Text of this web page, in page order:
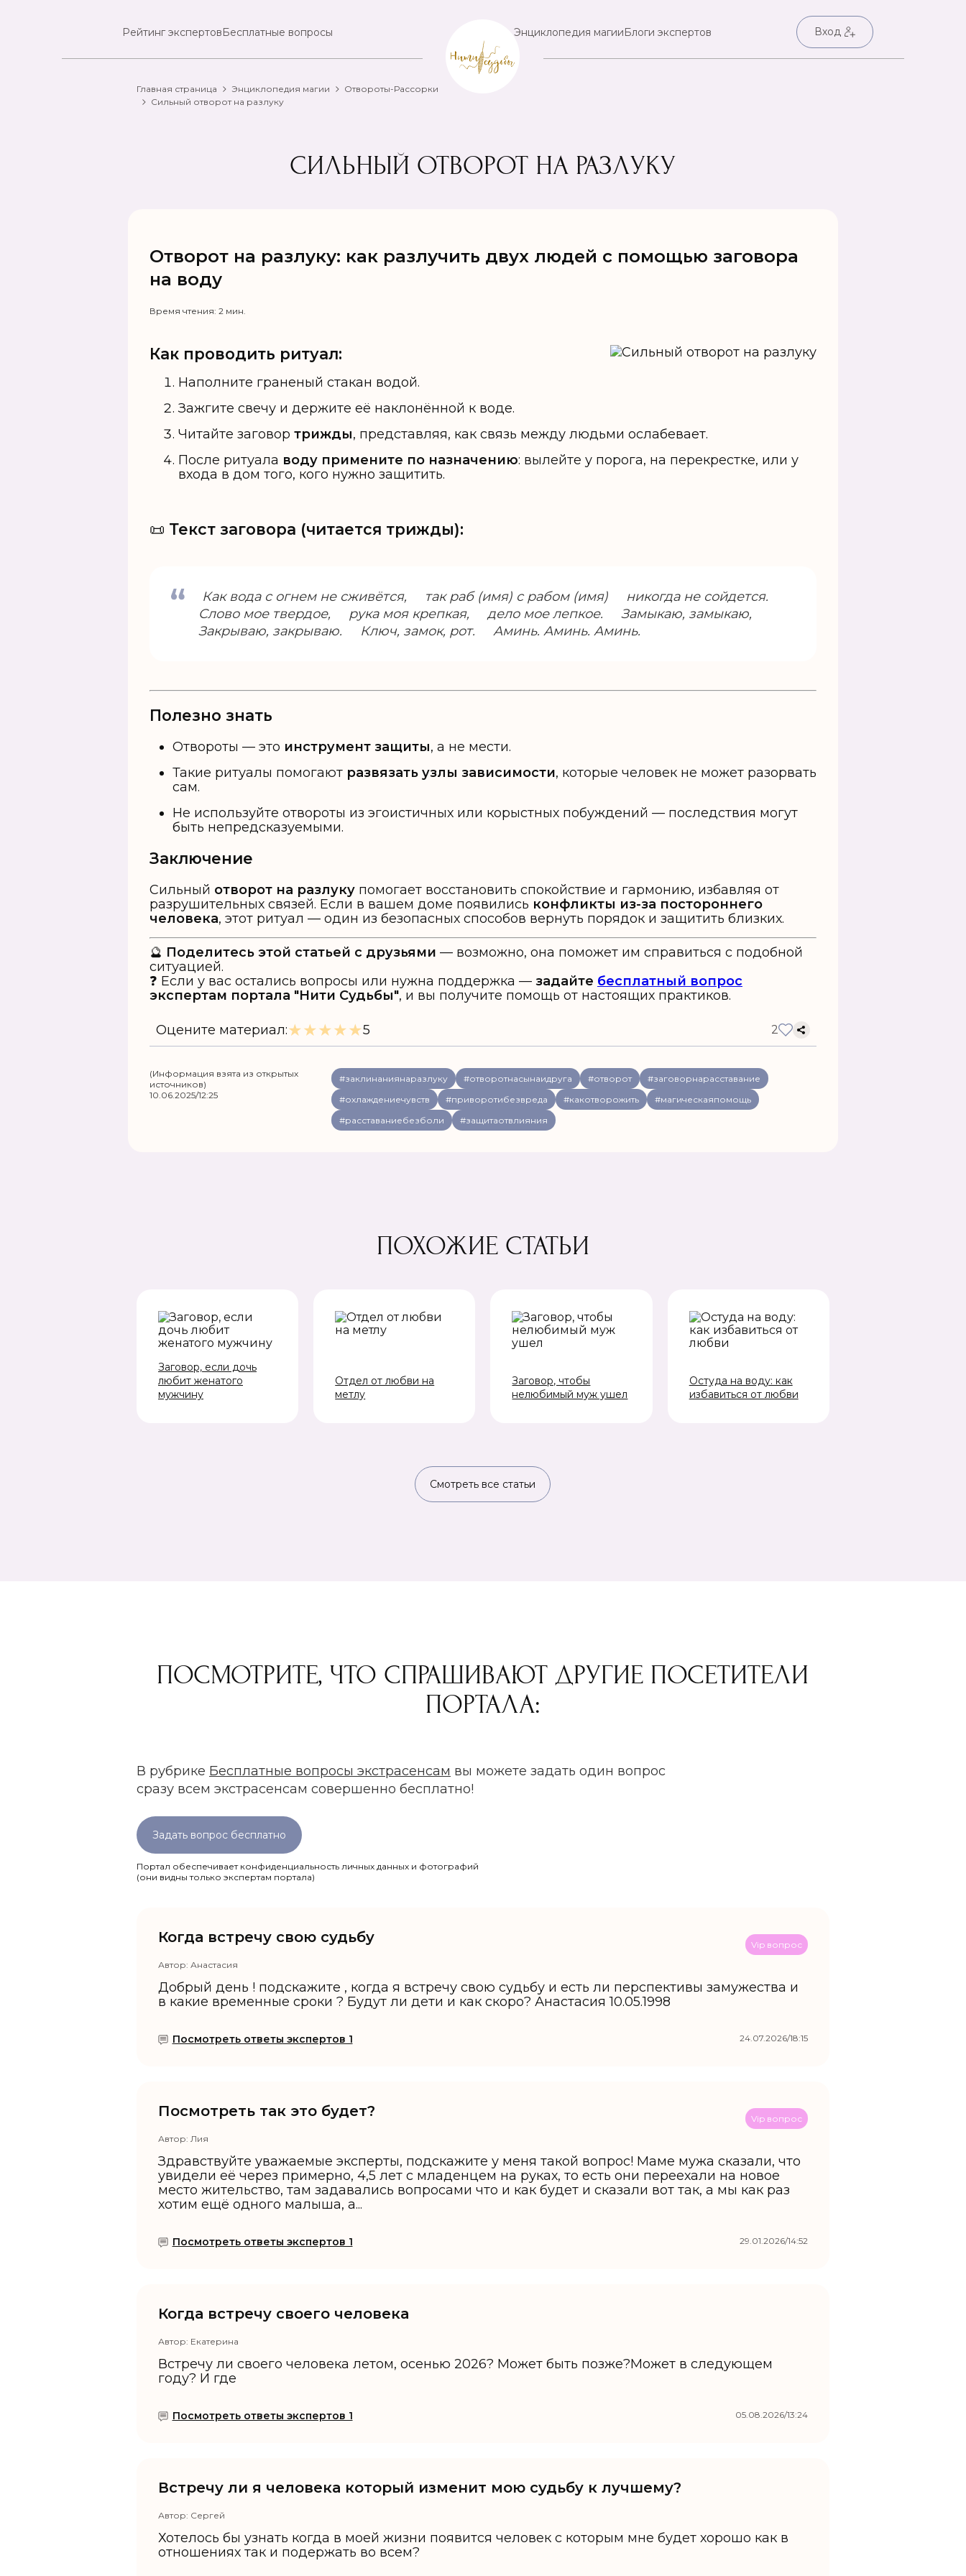
Рейтинг экспертовБесплатные вопросы Энциклопедия магииБлоги экспертов Вход
Главная страница Энциклопедия магии
Отвороты-Рассорки
Сильный отворот на разлуку
СИЛЬНЫЙ ОТВОРОТ НА РАЗЛУКУ
Отворот на разлуку: как разлучить двух людей с помощью заговора
на воду
Время чтения: 2 мин.
Как проводить ритуал:
Наполните граненый стакан водой.
Зажгите свечу и держите её наклонённой к воде.
Читайте заговор трижды, представляя, как связь между людьми ослабевает.
После ритуала воду примените по назначению: вылейте у порога, на перекрестке, или у
входа в дом того, кого нужно защитить.
📜 Текст заговора (читается трижды):
Как вода с огнем не сживётся, так раб (имя) с рабом (имя) никогда не сойдется.
Слово мое твердое, рука моя крепкая, дело мое лепкое. Замыкаю, замыкаю,
Закрываю, закрываю. Ключ, замок, рот. Аминь. Аминь. Аминь.
Полезно знать
Отвороты — это инструмент защиты, а не мести.
Такие ритуалы помогают развязать узлы зависимости, которые человек не может разорвать
сам.
Не используйте отвороты из эгоистичных или корыстных побуждений — последствия могут
быть непредсказуемыми.
Заключение
Сильный отворот на разлуку помогает восстановить спокойствие и гармонию, избавляя от
разрушительных связей. Если в вашем доме появились конфликты из-за постороннего
человека, этот ритуал — один из безопасных способов вернуть порядок и защитить близких.
🔮 Поделитесь этой статьей с друзьями — возможно, она поможет им справиться с подобной
ситуацией.
❓ Если у вас остались вопросы или нужна поддержка — задайте бесплатный вопрос
экспертам портала "Нити Судьбы", и вы получите помощь от настоящих практиков.
Оцените материал:★★★★★5 2
(Информация взята из открытых
источников)
10.06.2025/12:25
#заклинаниянаразлуку #отворотнасынаидруга #отворот
#заговорнарасставание
#охлаждениечувств
#приворотибезвреда #какотворожить
#магическаяпомощь
#расставаниебезболи
#защитаотвлияния
ПОХОЖИЕ СТАТЬИ
Заговор, если дочь
любит женатого
мужчину
Отдел от любви на
метлу
Заговор, чтобы
нелюбимый муж ушел
Остуда на воду: как
избавиться от любви
Смотреть все статьи
ПОСМОТРИТЕ, ЧТО СПРАШИВАЮТ ДРУГИЕ ПОСЕТИТЕЛИ
ПОРТАЛА:
В рубрике Бесплатные вопросы экстрасенсам вы можете задать один вопрос
сразу всем экстрасенсам совершенно бесплатно!
Задать вопрос бесплатно
Портал обеспечивает конфиденциальность личных данных и фотографий
(они видны только экспертам портала)
Когда встречу свою судьбу
Vip вопрос
Автор: Анастасия
Добрый день ! подскажите , когда я встречу свою судьбу и есть ли перспективы замужества и
в какие временные сроки ? Будут ли дети и как скоро? Анастасия 10.05.1998
Посмотреть ответы экспертов 1 24.07.2026/18:15
Посмотреть так это будет?
Vip вопрос
Автор: Лия
Здравствуйте уважаемые эксперты, подскажите у меня такой вопрос! Маме мужа сказали, что
увидели её через примерно, 4,5 лет с младенцем на руках, то есть они переехали на новое
место жительство, там задавались вопросами что и как будет и сказали вот так, а мы как раз
хотим ещё одного малыша, а...
Посмотреть ответы экспертов 1 29.01.2026/14:52
Когда встречу своего человека
Автор: Екатерина
Встречу ли своего человека летом, осенью 2026? Может быть позже?Может в следующем
году? И где
Посмотреть ответы экспертов 1 05.08.2026/13:24
Встречу ли я человека который изменит мою судьбу к лучшему?
Автор: Сергей
Хотелось бы узнать когда в моей жизни появится человек с которым мне будет хорошо как в
отношениях так и подержать во всем?